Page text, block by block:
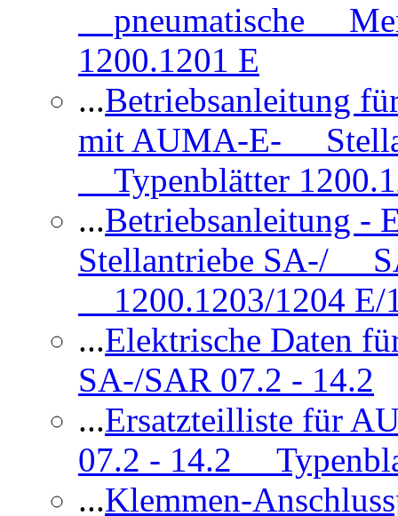
pneumatische
1200.1201 E
...Betriebsanleitung
mit AUMA-E-
Typenblätter
...Betriebsanleitung
Stellantriebe SA-/
1200.1203/1204 E/
...Elektrische Daten
SA-/SAR 07.2 - 14.2
...Ersatzteilliste für
07.2 - 14.2
...Klemmen-